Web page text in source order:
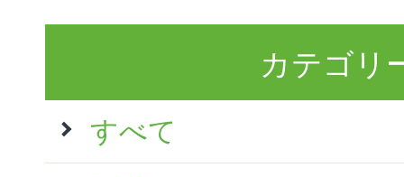
カテゴリ
すべて